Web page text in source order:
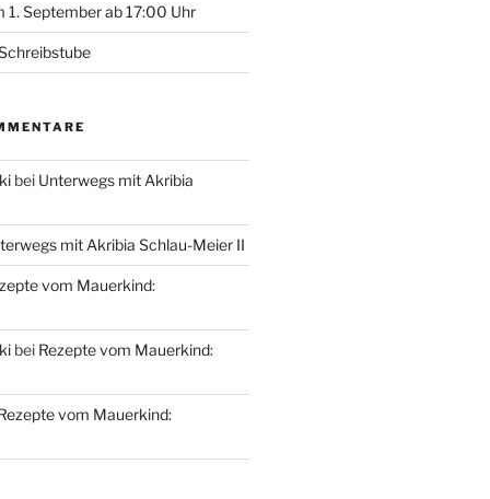
1. September ab 17:00 Uhr
bei Unterwegs mit Akribia
mit Akribia Schlau-Meier II
vom Mauerkind:
bei Rezepte vom Mauerkind:
vom Mauerkind: